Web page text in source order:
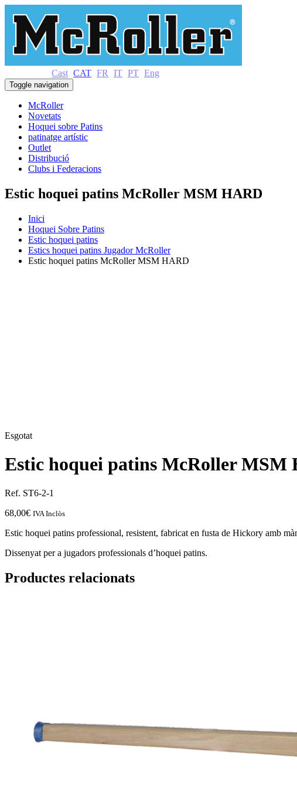
Cast CAT FR IT PT Eng
Toggle navigation
McRoller
Novetats
Hoquei sobre Patins
patinatge artístic
Outlet
Distribució
Clubs i Federacions
Estic hoquei patins McRoller MSM HARD
Inici
Hoquei Sobre Patins
Estic hoquei patins
Estics hoquei patins Jugador McRoller
Estic hoquei patins McRoller MSM HARD
Esgotat
Estic hoquei patins McRoller MSM
Ref. ST6-2-1
68,00€ IVA Inclòs
Estic hoquei patins professional, resistent, fabricat en fusta de Hickory amb
Dissenyat per a jugadors professionals d’hoquei patins.
Productes relacionats